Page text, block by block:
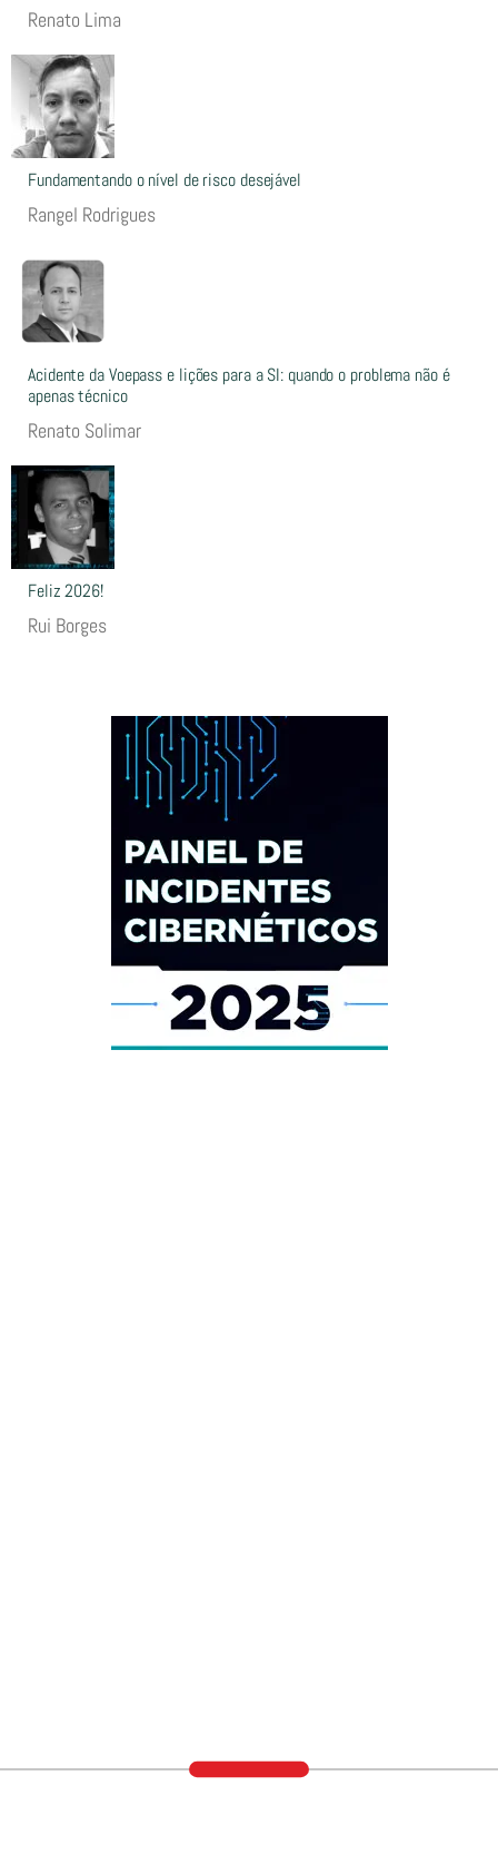
Renato Lima
Fundamentando o nível de risco desejável
Rangel Rodrigues
Acidente da Voepass e lições para a SI: quando o problema não é
apenas técnico
Renato Solimar
Feliz 2026!
Rui Borges